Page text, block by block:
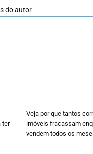
do autor
ter
Veja por que tantos
imóveis fracassam
vendem todos os